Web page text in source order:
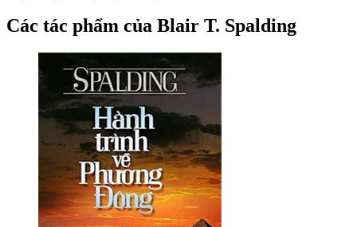
Các tác phẩm của Blair T. Spalding